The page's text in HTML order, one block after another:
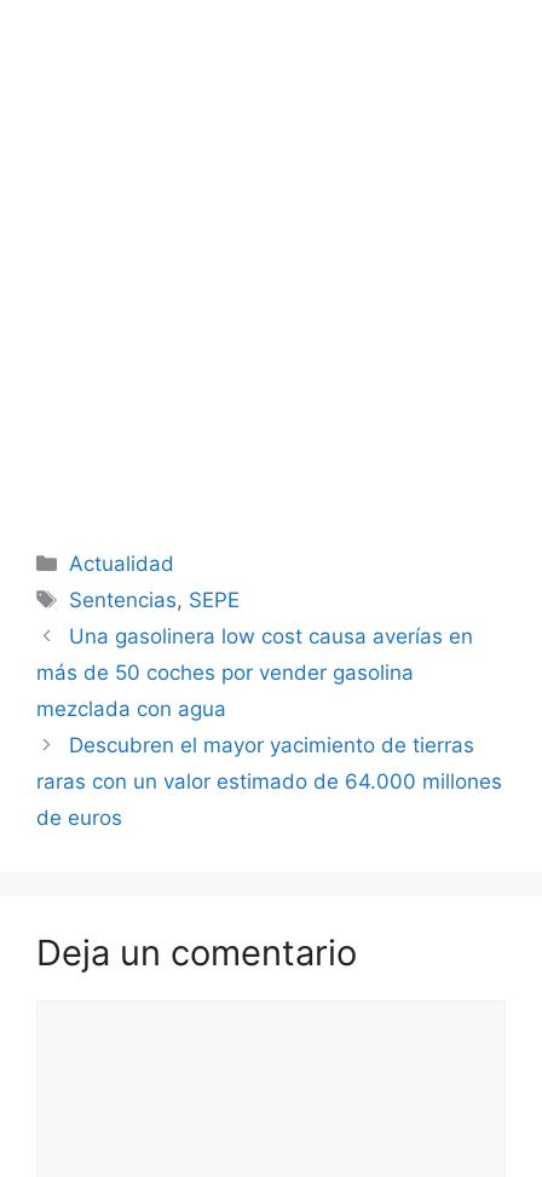
Categorías
Actualidad
Etiquetas
Sentencias, SEPE
Una gasolinera low cost causa averías en
más de 50 coches por vender gasolina
mezclada con agua
Descubren el mayor yacimiento de tierras
raras con un valor estimado de 64.000 millones
de euros
Deja un comentario